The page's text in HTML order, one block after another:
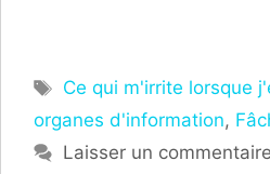
Étiquettes
Ce qui m'irrite lorsque
organes d'information,
Laisser un commentaire